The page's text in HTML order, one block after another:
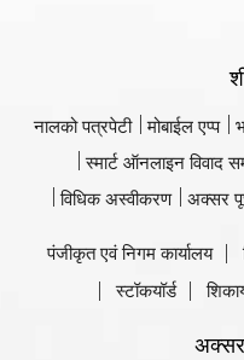
नालको पत्रपेटी मोबाईल एप्प
स्मार्ट ऑनलाइन विवाद
विधिक अस्वीकरण
अक्सर
पंजीकृत एवं निगम कार्यालय
स्टॉकयॉर्ड